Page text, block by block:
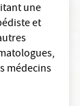
une
et
médecins